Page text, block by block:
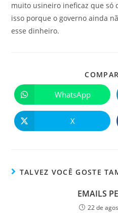
muito usineiro ineficaz que só
isso porque o governo ainda
esse dinheiro.
WhatsApp
X
TALVEZ VOCÊ GOSTE
EMAILS
22 de